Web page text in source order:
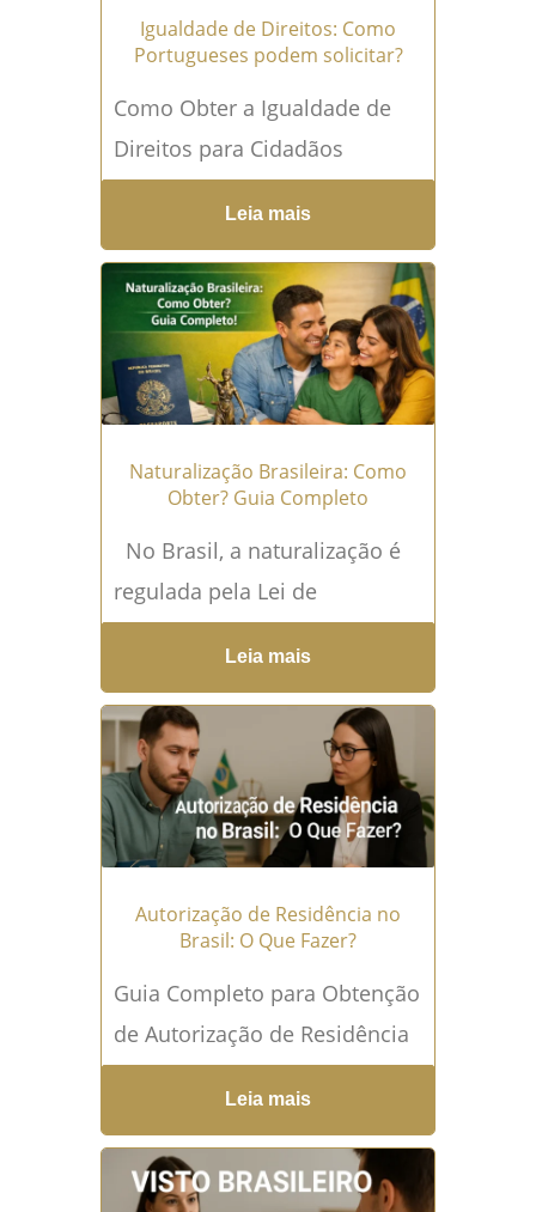
Igualdade de Direitos: Como
Portugueses podem solicitar?
Como Obter a Igualdade de
Direitos para Cidadãos
Portugueses no Brasil: Um
Guia Prático Você sabia que
os cidadãos portugueses que
residem...Leia mais →
Leia mais
Naturalização Brasileira: Como
Obter? Guia Completo
No Brasil, a naturalização é
regulada pela Lei de
Estrangeiros (Lei nº
6.815/1980) e pelas
disposições constitucionais
pertinentes. O processo
envolve...Leia mais →
Leia mais
Autorização de Residência no
Brasil: O Que Fazer?
Guia Completo para Obtenção
de Autorização de Residência
no Brasil Mudar-se para outro
país é uma jornada
emocionante, mas também
desafiadora, que...Leia mais
Leia mais